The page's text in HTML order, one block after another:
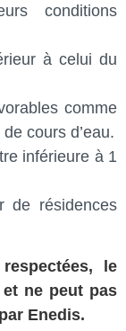
conditions
à celui du
comme
cours d’eau.
inférieure à 1
de résidences
le
ne peut pas
Enedis.